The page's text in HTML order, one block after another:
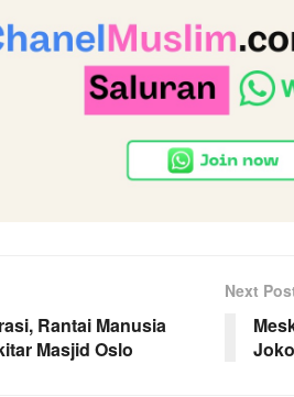
Rantai Manusia
Masjid Oslo
Next